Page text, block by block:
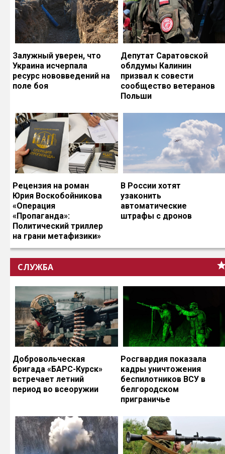
Залужный уверен, что
Украина исчерпала
ресурс нововведений на
поле боя
Депутат Саратовской
облдумы Калинин
призвал к совести
сообщество ветеранов
Польши
Рецензия на роман
Юрия Воскобойникова
«Операция
«Пропаганда»:
Политический триллер
на грани метафизики»
В России хотят
узаконить
автоматические
штрафы с дронов
СЛУЖБА
Добровольческая
бригада «БАРС-Курск»
встречает летний
период во всеоружии
Росгвардия показала
кадры уничтожения
беспилотников ВСУ в
белгородском
приграничье